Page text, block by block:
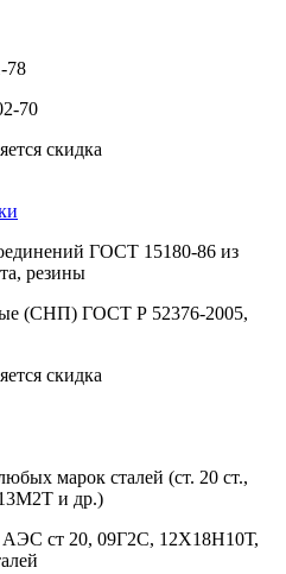
78
70
скидка
ГОСТ 15180-86 из
резины
(СНП) ГОСТ Р 52376-2005,
скидка
марок сталей (ст. 20 ст.,
и др.)
АЭС ст 20, 09Г2С, 12Х18Н10Т,